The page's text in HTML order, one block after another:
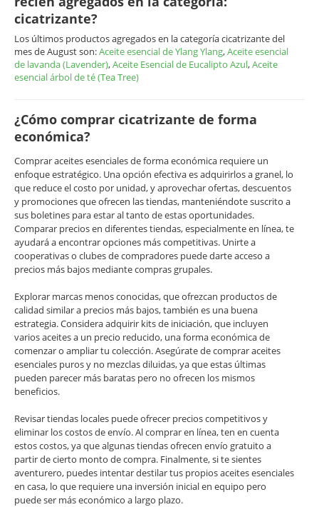
cicatrizante?
Los últimos productos agregados en la categoría cicatrizante del
mes de August son:Aceite esencial de Ylang Ylang,Aceite esencial
de lavanda (Lavender),Aceite Esencial de Eucalipto Azul,Aceite
esencial árbol de té (Tea Tree)
¿Cómo comprar cicatrizante de forma
económica?
Comprar aceites esenciales de forma económica requiere un
enfoque estratégico. Una opción efectiva es adquirirlos a granel, lo
que reduce el costo por unidad, y aprovechar ofertas, descuentos
y promociones que ofrecen las tiendas, manteniéndote suscrito a
sus boletines para estar al tanto de estas oportunidades.
Comparar precios en diferentes tiendas, especialmente en línea, te
ayudará a encontrar opciones más competitivas. Unirte a
cooperativas o clubes de compradores puede darte acceso a
precios más bajos mediante compras grupales.
Explorar marcas menos conocidas, que ofrezcan productos de
calidad similar a precios más bajos, también es una buena
estrategia. Considera adquirir kits de iniciación, que incluyen
varios aceites a un precio reducido, una forma económica de
comenzar o ampliar tu colección. Asegúrate de comprar aceites
esenciales puros y no mezclas diluidas, ya que estas últimas
pueden parecer más baratas pero no ofrecen los mismos
beneficios.
Revisar tiendas locales puede ofrecer precios competitivos y
eliminar los costos de envío. Al comprar en línea, ten en cuenta
estos costos, ya que algunas tiendas ofrecen envío gratuito a
partir de cierto monto de compra. Finalmente, si te sientes
aventurero, puedes intentar destilar tus propios aceites esenciales
en casa, lo que requiere una inversión inicial en equipo pero
puede ser más económico a largo plazo.